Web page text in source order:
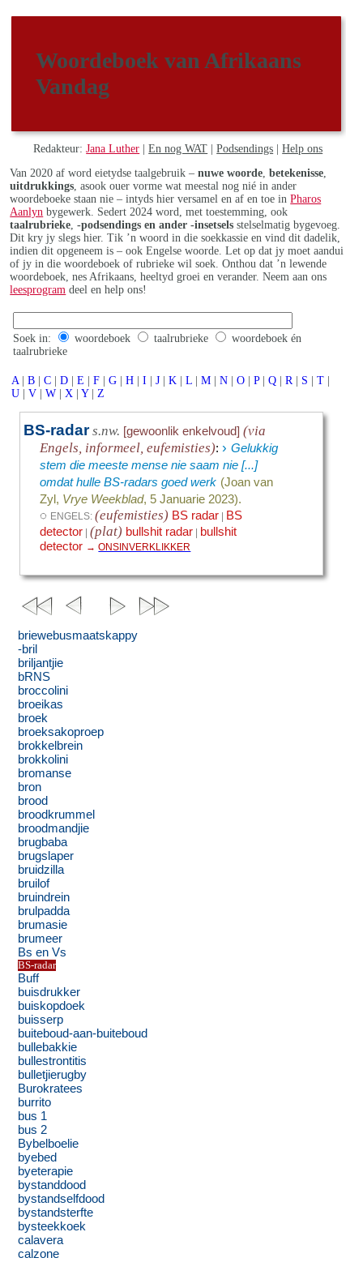
Woordeboek van Afrikaans
Vandag
Redakteur:Jana Luther |En nog WAT |Podsendings |Help ons
Van 2020 af word eietydse taalgebruik –nuwe woorde ,betekenisse
uitdrukkings , asook ouer vorme wat meestal nog nié in ander
woordeboeke staan nie – intyds hier versamel en af en toe inPharos
Aanlyn bygewerk. Sedert 2024 word, met toestemming, ook
taalrubrieke ,-podsendings en ander -insetsels stelselmatig bygevoeg.
Dit kry jy slegs hier. Tik ’n woord in die soekkassie en vind dit dadelik,
indien dit opgeneem is – ook Engelse woorde. Let op dat jy moet aandui
of jy in die woordeboek of rubrieke wil soek. Onthou dat ’n lewende
woordeboek, nes Afrikaans, heeltyd groei en verander. Neem aan ons
leesprogram deel en help ons!
Soek in: woordeboek taalrubrieke
woordeboek én
taalrubrieke
A | B | C | D | E | F | G | H | I | J | K | L | M | N | O | P | Q | R | S | T |
U | V | W | X | Y | Z
BS-radar s.nw. [gewoonlik enkelvoud] (via
Engels, informeel, eufemisties):› Gelukkig
stem die meeste mense nie saam nie [...]
omdat hulle BS-radars goed werk (Joan van
Zyl, Vrye Weekblad, 5 Januarie 2023).
◌ ENGELS:(eufemisties) BS radar | BS
detector |(plat) bullshit radar | bullshit
detector →ONSINVERKLIKKER
briewebusmaatskappy
-bril
briljantjie
bRNS
broccolini
broeikas
broek
broeksakoproep
brokkelbrein
brokkolini
bromanse
bron
brood
broodkrummel
broodmandjie
brugbaba
brugslaper
bruidzilla
bruilof
bruindrein
brulpadda
brumasie
brumeer
Bs en Vs
BS-radar
Buff
buisdrukker
buiskopdoek
buisserp
buiteboud-aan-buiteboud
bullebakkie
bullestrontitis
bulletjierugby
Burokratees
burrito
bus 1
bus 2
Bybelboelie
byebed
byeterapie
bystanddood
bystandselfdood
bystandsterfte
bysteekkoek
calavera
calzone